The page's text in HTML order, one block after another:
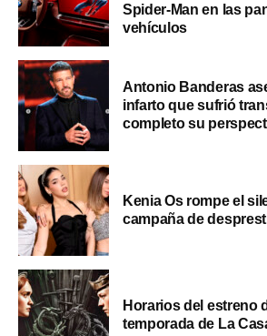
Spider-Man en las
vehículos
Antonio Banderas
infarto que sufrió
completo su
Kenia Os rompe el
campaña de
Horarios del estreno
temporada de La